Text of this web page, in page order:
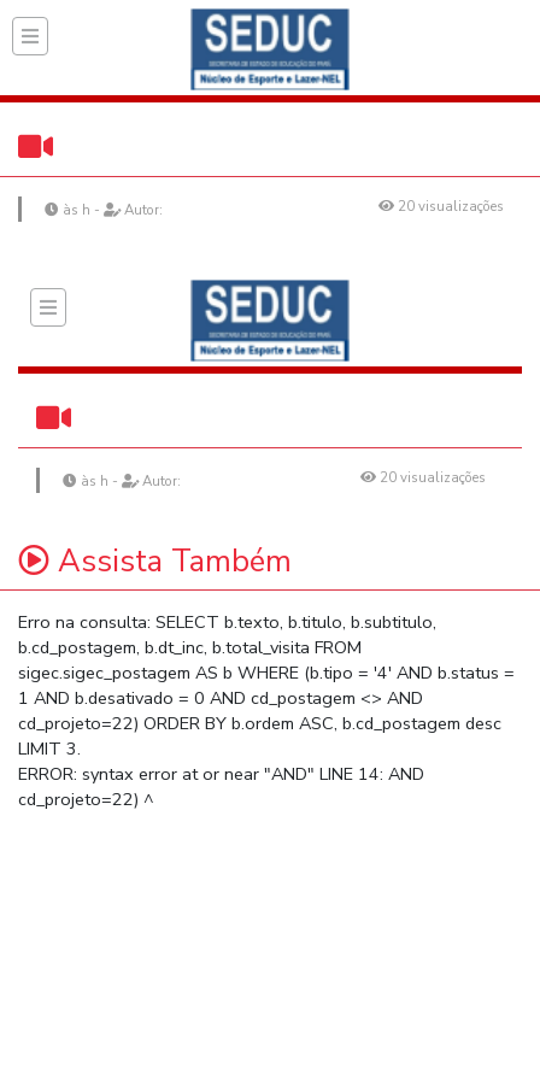
Página inicial do
às h - Autor: 20 visualizações
Assista Também
Erro na consulta: SELECT b.texto, b.titulo, b.subtitulo,
b.cd_postagem, b.dt_inc, b.total_visita FROM
sigec.sigec_postagem AS b WHERE (b.tipo = '4' AND b.status =
1 AND b.desativado = 0 AND cd_postagem <> AND
cd_projeto=22) ORDER BY b.ordem ASC, b.cd_postagem desc
LIMIT 3.
ERROR: syntax error at or near "AND" LINE 14: AND
cd_projeto=22) ^